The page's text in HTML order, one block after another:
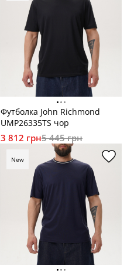
Футболка John Richmond
UMP26335TS чор
3 812 грн5 445 грн
New